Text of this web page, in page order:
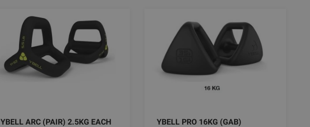
YBELL ARC (PAIR) 2.5KG EACH
YBELL PRO 16KG (GAB)